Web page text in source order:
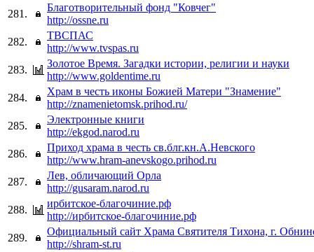
281.
Благотворительный фонд "Ковчег"
http://ossne.ru
282.
ТВСПАС
http://www.tvspas.ru
283.
Золотое Время. Загадки истории, религии и науки
http://www.goldentime.ru
284.
Храм в честь иконы Божией Матери "Знамение"
http://znamenietomsk.prihod.ru/
285.
Электронные книги
http://ekgod.narod.ru
286.
Приход храма в честь св.блг.кн.А.Невского
http://www.hram-anevskogo.prihod.ru
287.
Лев, обличающий Орла
http://gusaram.narod.ru
288.
ирбитское-благочиние.рф
http://ирбитское-благочиние.рф
289.
Официальный сайт Храма Святителя Тихона, г.
http://shram-st.ru